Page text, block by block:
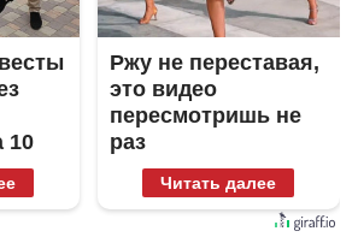
10
Ржу не переставая,
это видео
пересмотришь не
раз
Читать далее